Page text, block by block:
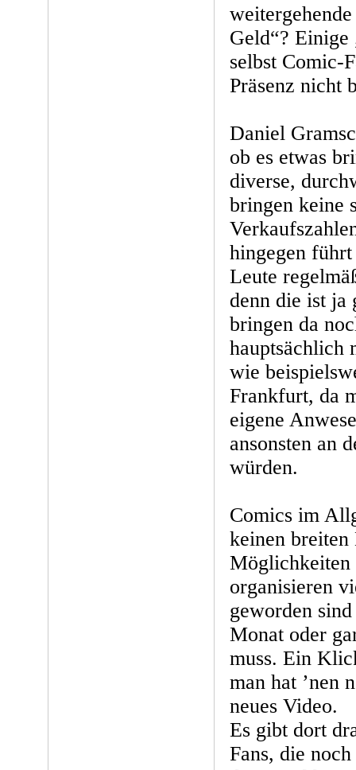
Geld“?
selbst Comic-
Präsenz nicht
Daniel
ob es etwas
diverse,
bringen keine
hingegen
Leute
denn die ist ja
bringen da
hauptsächlich
wie
Frankfurt, da
eigene
ansonsten an
würden.
Comics im
keinen breiten
Möglichkeiten
organisieren
geworden
Monat oder
muss. Ein
man hat ’nen
neues Video.
Es gibt dort
Fans, die